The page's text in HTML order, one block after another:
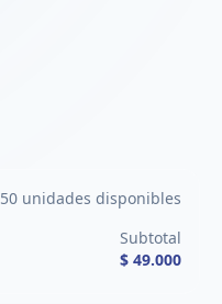
50 unidades disponibles
Subtotal
$ 49.000